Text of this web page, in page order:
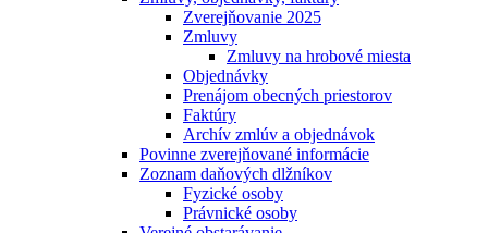
Zverejňovanie 2025
Zmluvy
Zmluvy na hrobové miesta
Objednávky
Prenájom obecných priestorov
Faktúry
Archív zmlúv a objednávok
Povinne zverejňované informácie
Zoznam daňových dlžníkov
Fyzické osoby
Právnické osoby